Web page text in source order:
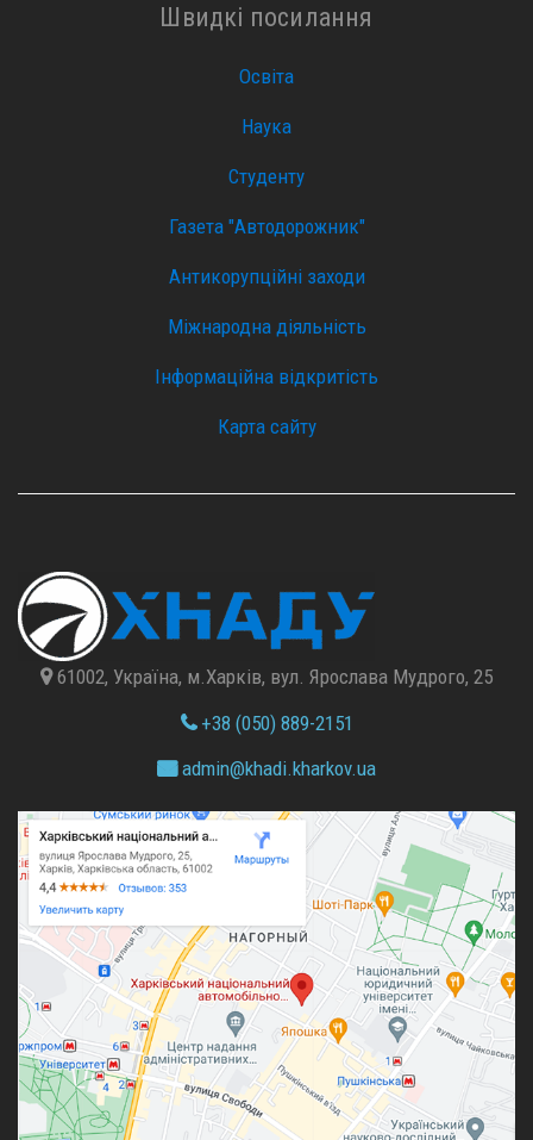
Швидкі посилання
Освіта
Наука
Студенту
Газета "Автодорожник"
Антикорупційні заходи
Міжнародна діяльність
Інформаційна відкритість
Карта сайту
61002, Україна, м.Харків, вул. Ярослава Мудрого, 25
+38 (050) 889-2151
admin@khadi.kharkov.ua